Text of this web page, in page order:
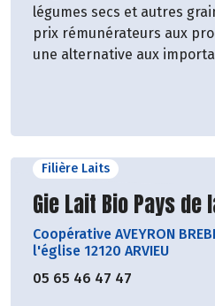
légumes secs et autres
prix rémunérateurs aux
une alternative aux
Filière Laits
Découvrir le
Gie Lait Bio Pays de
Coopérative AVEYRON
l'église 12120 ARVIEU
05 65 46 47 47